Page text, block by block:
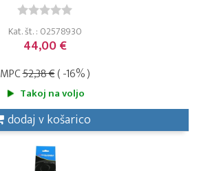
Kat. št. : 02578930
44,00 €
MPC52,38 €( -16% )
Takoj na voljo
dodaj v košarico